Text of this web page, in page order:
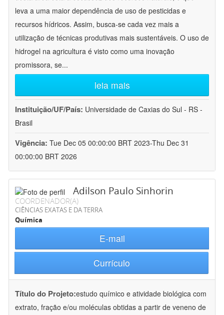
leva a uma maior dependência de uso de pesticidas e
recursos hídricos. Assim, busca-se cada vez mais a
utilização de técnicas produtivas mais sustentáveis. O uso de
hidrogel na agricultura é visto como uma inovação
promissora, se...
leia mais
Instituição/UF/País: Universidade de Caxias do Sul - RS -
Brasil
Vigência: Tue Dec 05 00:00:00 BRT 2023-Thu Dec 31
00:00:00 BRT 2026
Adilson Paulo Sinhorin
COORDENADOR(A)
CIÊNCIAS EXATAS E DA TERRA
Química
E-mail
Currículo
Título do Projeto:estudo químico e atividade biológica com
extrato, fração e/ou moléculas obtidas a partir de veneno de